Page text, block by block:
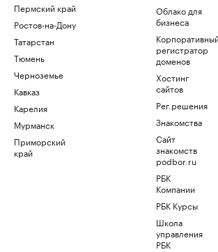
Пермский край
Ростов-на-Дону
Татарстан
Тюмень
Черноземье
Кавказ
Карелия
Мурманск
Приморский
край
Облако для
бизнеса
регистратор
доменов
Хостинг
сайтов
Рег.решения
Знакомства
Сайт
знакомств
podbor.ru
РБК
Компании
РБК Курсы
Школа
управления
РБК